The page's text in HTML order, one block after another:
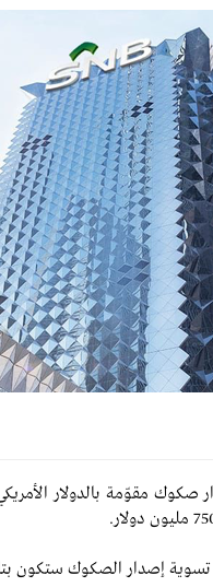
صكوك مقوّمة بالدولار
الصكوك ستكون بتاريخ 19 يناير